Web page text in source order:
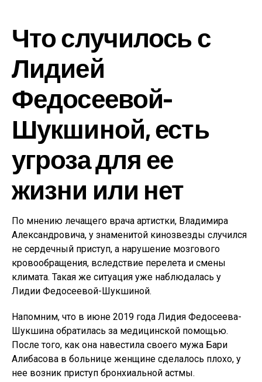
Что случилось с
Лидией
Федосеевой-
Шукшиной, есть
угроза для ее
жизни или нет
По мнению лечащего врача артистки, Владимира
Александровича, у знаменитой кинозвезды случился
не сердечный приступ, а нарушение мозгового
кровообращения, вследствие перелета и смены
климата. Такая же ситуация уже наблюдалась у
Лидии Федосеевой-Шукшиной.
Напомним, что в июне 2019 года Лидия Федосеева-
Шукшина обратилась за медицинской помощью.
После того, как она навестила своего мужа Бари
Алибасова в больнице женщине сделалось плохо, у
нее возник приступ бронхиальной астмы.